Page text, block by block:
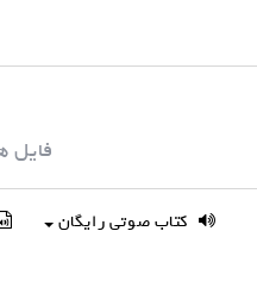
فایل
کتاب صوتی رایگان